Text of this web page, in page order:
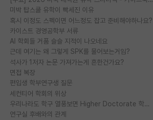
미박 탑스쿨 유학이 빡세진 이유
혹시 이정도 스펙이면 어느정도 잡고 준비해야하나요?
카이스트 경영공학부 서류
AI 학회들 거품 슬슬 지적이 나오네요
근데 여기는 왜 그렇게 SPK를 물어보는거임?
석사가 1저자 논문 가져가는게 흔한건가요?
면접 복장
편입생 학부연구생 질문
세컨티어 학회의 위상
우리나라도 학구 열풍보면 Higher Doctorate 학위가 필요하다고 봅니다.
연구실 후배와의 관계